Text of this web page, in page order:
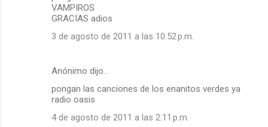
VAMPIROS
GRACIAS adios
3 de agosto de 2011 a las 10:52 p.m.
Anónimo dijo…
pongan las canciones de los enanitos verdes ya
radio oasis
4 de agosto de 2011 a las 2:11 p.m.